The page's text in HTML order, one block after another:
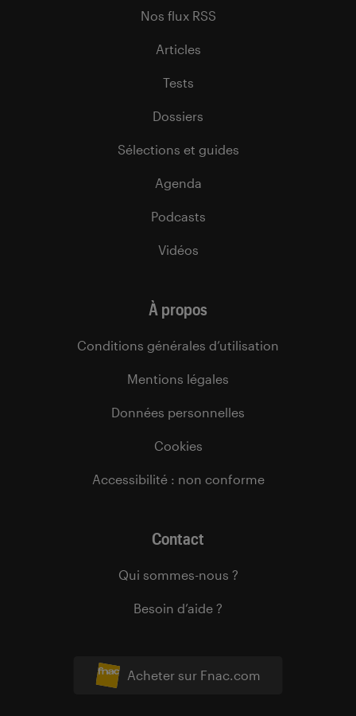
Acheter sur Fnac.com
Nos flux RSS
Articles
Tests
Dossiers
Sélections et guides
Agenda
Podcasts
Vidéos
À propos
Conditions générales d’utilisation
Mentions légales
Données personnelles
Cookies
Accessibilité : non conforme
Contact
Qui sommes-nous ?
Besoin d’aide ?